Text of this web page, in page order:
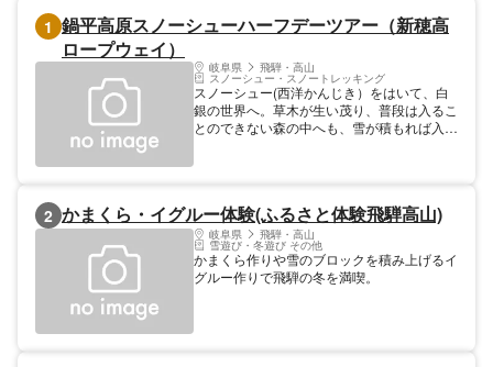
1 鍋平高原スノーシューハーフデーツアー（新穂高
ロープウェイ）
岐阜県 飛騨・高山
スノーシュー・スノートレッキング
スノーシュー(西洋かんじき）をはいて、白
銀の世界へ。草木が生い茂り、普段は入るこ
とのできない森の中へも、雪が積もれば入る
約）新穂高ロープウェイの２０％割引券付き
です。（要予約）集合場所：新穂高ビジター
センター「山楽館」（しらかば平駅前）予約
先：０５７８−８９−２２５４
2 かまくら・イグルー体験(ふるさと体験飛騨高山)
岐阜県 飛騨・高山
雪遊び・冬遊び その他
かまくら作りや雪のブロックを積み上げるイ
グルー作りで飛騨の冬を満喫。